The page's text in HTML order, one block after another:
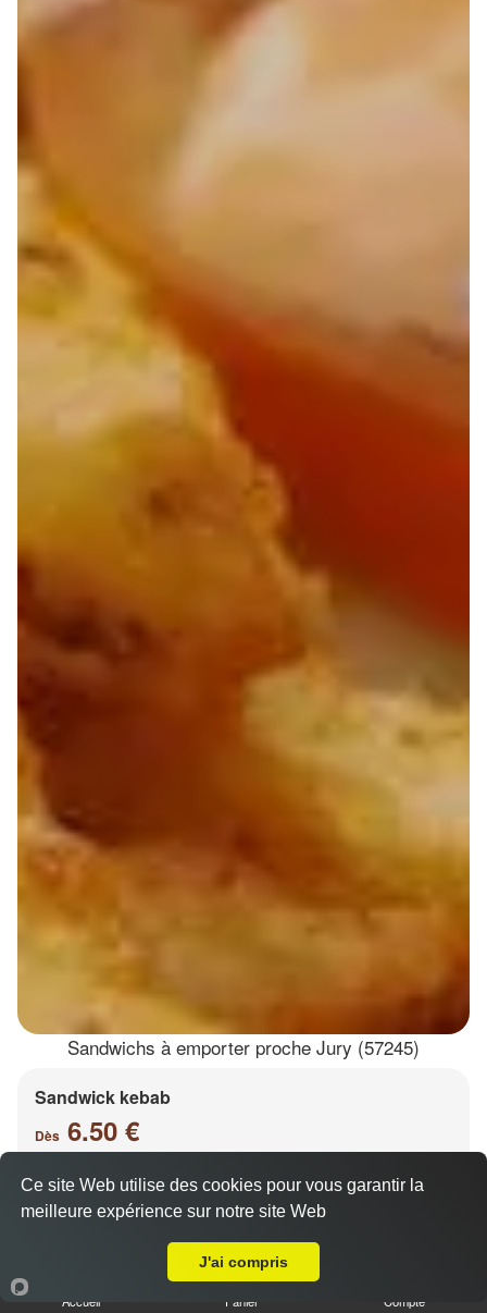
Sandwichs à emporter proche Jury (57245)
Sandwick kebab
Dès 6.50 €
Salade, tomates, oignons, chou, carottes
Accueil Panier Compte
Ce site Web utilise des cookies pour vous garantir la
meilleure expérience sur notre site Web
J'ai compris